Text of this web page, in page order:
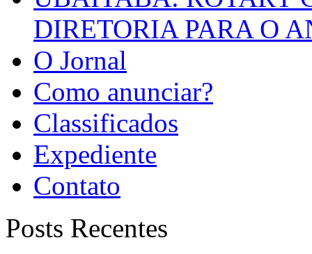
DIRETORIA PARA O
O Jornal
Como anunciar?
Classificados
Expediente
Contato
Posts Recentes